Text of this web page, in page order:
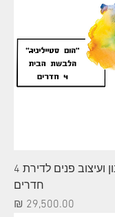
הום סטיילינג- תכנון ועיצוב פנים לדירת 4
חדרים
מחיר